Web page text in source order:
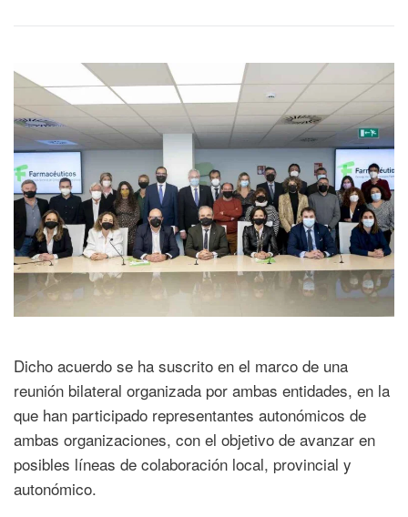
Dicho acuerdo se ha suscrito en el marco de una
reunión bilateral organizada por ambas entidades, en la
que han participado representantes autonómicos de
ambas organizaciones, con el objetivo de avanzar en
posibles líneas de colaboración local, provincial y
autonómico.